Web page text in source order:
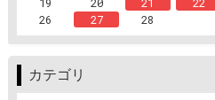
26
27 28
カテゴリ